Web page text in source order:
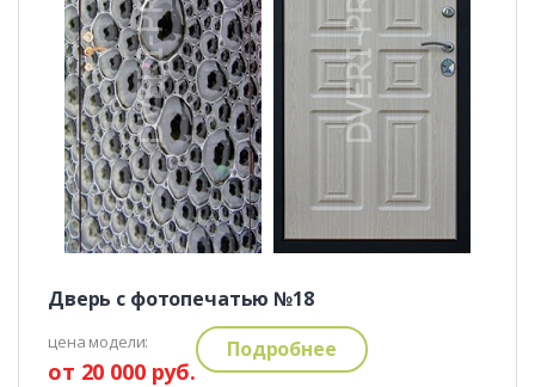
Дверь с фотопечатью №18
цена модели:
от 20 000 руб.
Подробнее